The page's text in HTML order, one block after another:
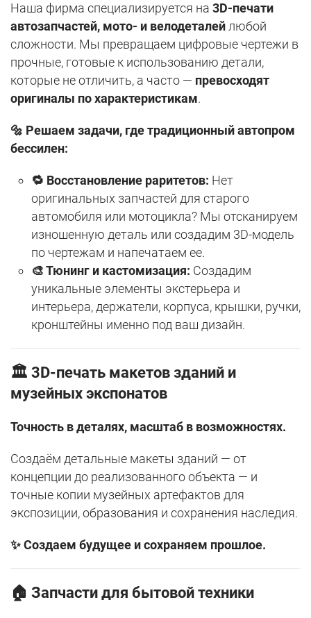
Наша фирма специализируется на 3D-печати
автозапчастей, мото- и велодеталейлюбой
сложности. Мы превращаем цифровые чертежи в
прочные, готовые к использованию детали,
которые не отличить, а часто — превосходят
оригиналы по характеристикам.
🔩 Решаем задачи, где традиционный автопром
бессилен:
🔁 Восстановление раритетов: Нет
оригинальных запчастей для старого
автомобиля или мотоцикла? Мы отсканируем
изношенную деталь или создадим 3D-модель
по чертежам и напечатаем ее.
🎨 Тюнинг и кастомизация: Создадим
уникальные элементы экстерьера и
интерьера, держатели, корпуса, крышки, ручки,
кронштейны именно под ваш дизайн.
🏛️ 3D-печать макетов зданий и
музейных экспонатов
Точность в деталях, масштаб в возможностях.
Создаём детальные макеты зданий — от
концепции до реализованного объекта — и
точные копии музейных артефактов для
экспозиции, образования и сохранения наследия.
✨ Создаем будущее и сохраняем прошлое.
🏠 Запчасти для бытовой техники